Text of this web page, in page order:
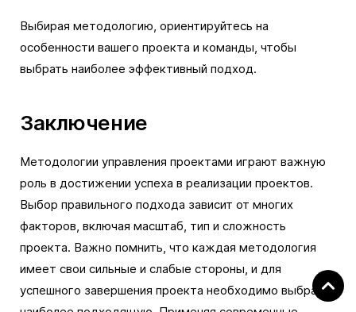
Выбирая методологию, ориентируйтесь на
особенности вашего проекта и команды, чтобы
выбрать наиболее эффективный подход.
Заключение
Методологии управления проектами играют важную
роль в достижении успеха в реализации проектов.
Выбор правильного подхода зависит от многих
факторов, включая масштаб, тип и сложность
проекта. Важно помнить, что каждая методология
имеет свои сильные и слабые стороны, и для
успешного завершения проекта необходимо выбрать